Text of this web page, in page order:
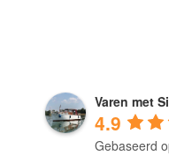
Varen met
4.9
Gebaseerd